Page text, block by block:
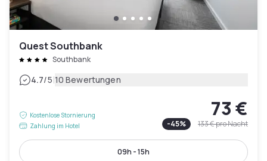
Quest Southbank
Southbank
4.7/5|10 Bewertungen
Kostenlose Stornierung
Zahlung im Hotel
73 €
-45% 133 €pro Nacht
09h - 15h